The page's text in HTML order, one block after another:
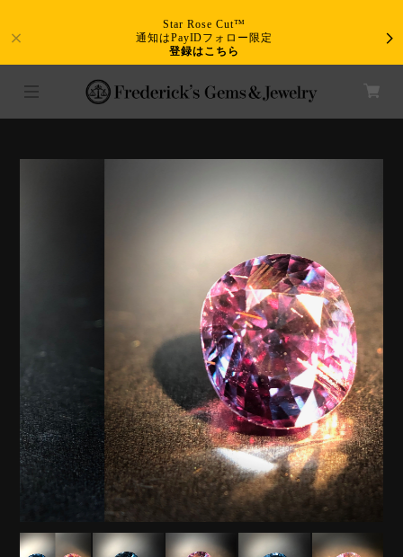
Star Rose Cut™
通知はPayIDフォロー限定
登録はこちら